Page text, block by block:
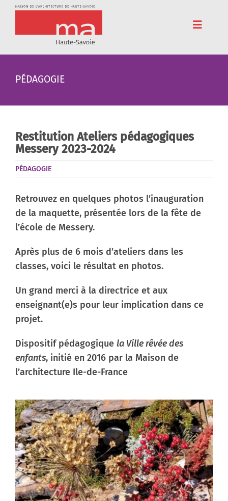
Passer
Toggle
Accueil
Cinéma
Pédagogie
Résidences
Voyages
Contactez-nous
PÉDAGOGIE
Restitution Ateliers pédagogiques
Messery 2023-2024
PÉDAGOGIE
Retrouvez en quelques photos l’inauguration
de la maquette, présentée lors de la fête de
l’école de Messery.
Après plus de 6 mois d’ateliers dans les
classes, voici le résultat en photos.
Un grand merci à la directrice et aux
enseignant(e)s pour leur implication dans ce
projet.
Dispositif pédagogique la Ville rêvée des
enfants, initié en 2016 par la Maison de
l’architecture Ile-de-France